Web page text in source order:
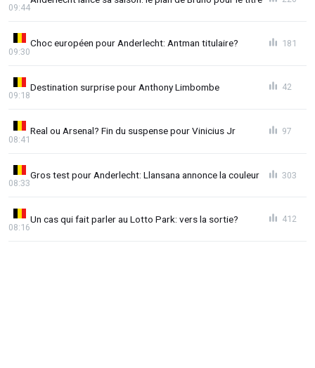
09:44
Choc européen pour Anderlecht: Antman titulaire?
09:30
181
Destination surprise pour Anthony Limbombe
09:18
42
Real ou Arsenal? Fin du suspense pour Vinicius Jr
08:41
97
Gros test pour Anderlecht: Llansana annonce la couleur
08:33
303
Un cas qui fait parler au Lotto Park: vers la sortie?
08:16
412